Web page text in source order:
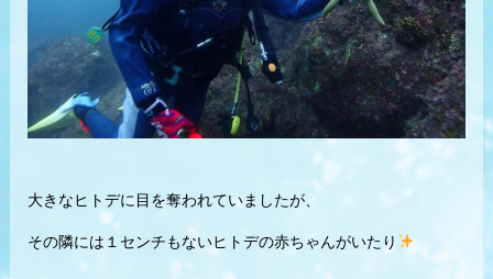
大きなヒトデに目を奪われていましたが、
その隣には１センチもないヒトデの赤ちゃんがいたり